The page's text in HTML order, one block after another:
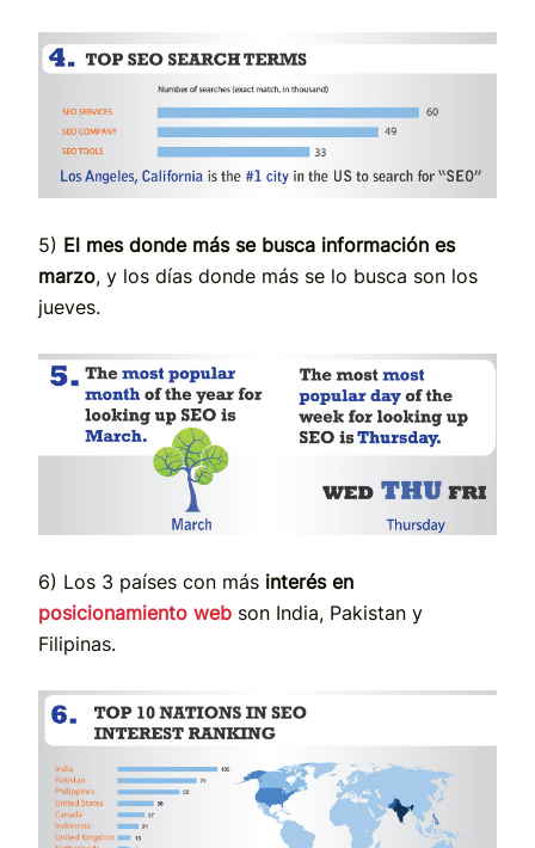
5) El mes donde más se busca información es
marzo, y los días donde más se lo busca son los
jueves.
6) Los 3 países con más interés en
posicionamiento web son India, Pakistan y
Filipinas.